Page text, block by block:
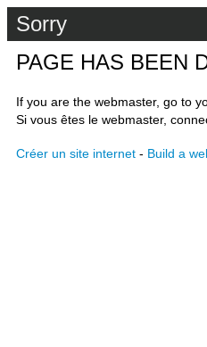
Sorry
PAGE HAS BEEN
If you are the webmaster, go to
Si vous êtes le webmaster,
Créer un site internet - Build a